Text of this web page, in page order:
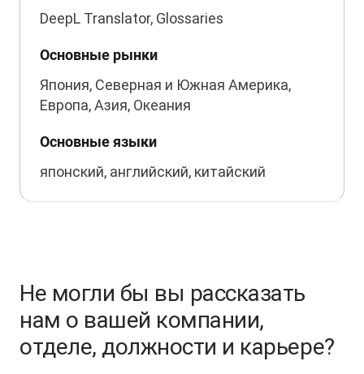
DeepL Translator, Glossaries
Основные рынки
Япония, Северная и Южная Америка,
Европа, Азия, Океания
Основные языки
японский, английский, китайский
Не могли бы вы рассказать
нам о вашей компании,
отделе, должности и карьере?